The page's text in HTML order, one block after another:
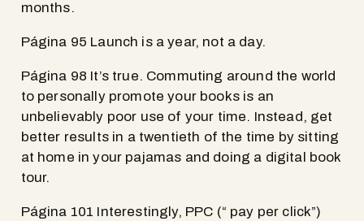
months.
Página 95 Launch is a year, not a day.
Página 98 It’s true. Commuting around the world
to personally promote your books is an
unbelievably poor use of your time. Instead, get
better results in a twentieth of the time by sitting
at home in your pajamas and doing a digital book
tour.
Página 101 Interestingly, PPC (“ pay per click”)